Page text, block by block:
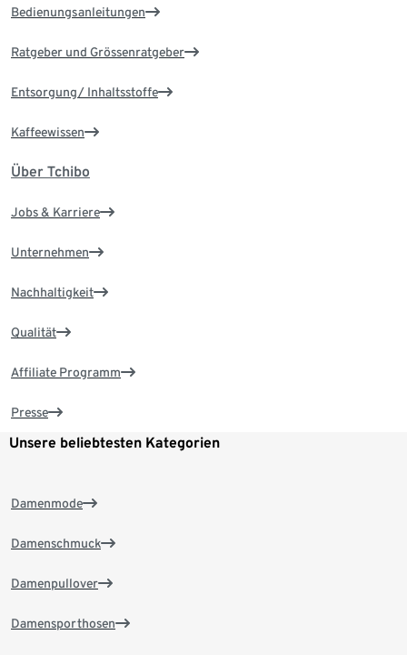
Bedienungsanleitungen
Ratgeber und Grössenratgeber
Entsorgung/ Inhaltsstoffe
Kaffeewissen
Über Tchibo
Jobs & Karriere
Unternehmen
Nachhaltigkeit
Qualität
Affiliate Programm
Presse
Unsere beliebtesten Kategorien
Damenmode
Damenschmuck
Damenpullover
Damensporthosen